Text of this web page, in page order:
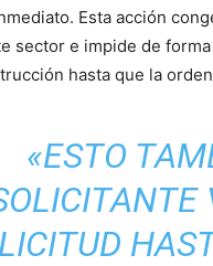
Esta acción
sector e impide de
hasta que la
«ESTO